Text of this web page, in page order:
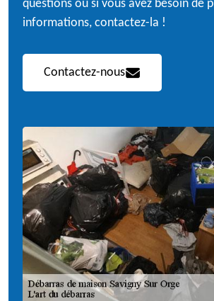
questions ou si vous avez besoin de
informations, contactez-la !
Contactez-nous